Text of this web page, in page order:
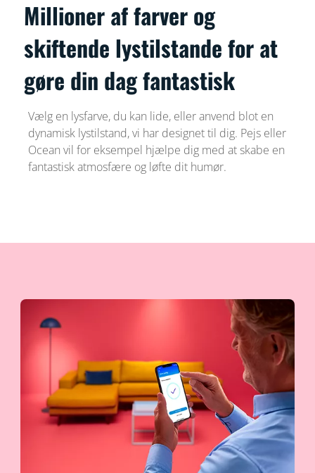
Millioner af farver og
skiftende lystilstande for at
gøre din dag fantastisk
Vælg en lysfarve, du kan lide, eller anvend blot en
dynamisk lystilstand, vi har designet til dig. Pejs eller
Ocean vil for eksempel hjælpe dig med at skabe en
fantastisk atmosfære og løfte dit humør.